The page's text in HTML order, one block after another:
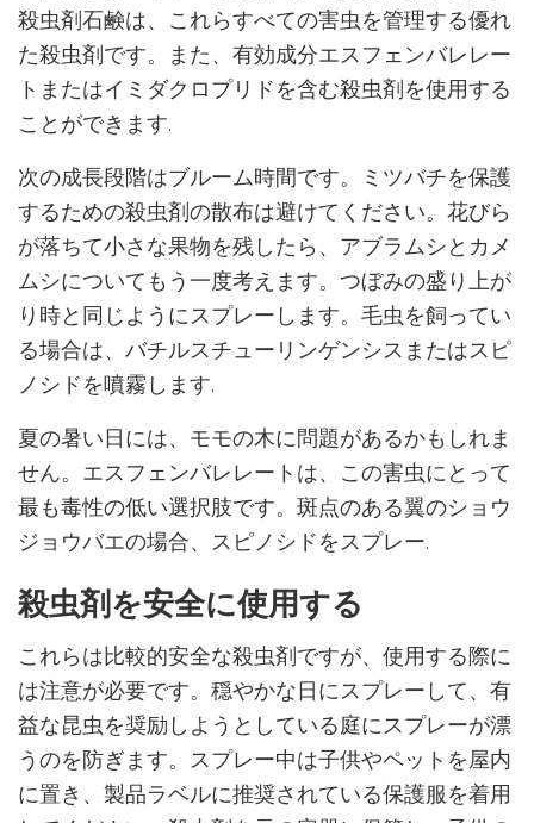
殺虫剤石鹸は、これらすべての害虫を管理する優れ
た殺虫剤です。また、有効成分エスフェンバレレー
トまたはイミダクロプリドを含む殺虫剤を使用する
ことができます.
次の成長段階はブルーム時間です。ミツバチを保護
するための殺虫剤の散布は避けてください。花びら
が落ちて小さな果物を残したら、アブラムシとカメ
ムシについてもう一度考えます。つぼみの盛り上が
り時と同じようにスプレーします。毛虫を飼ってい
る場合は、バチルスチューリンゲンシスまたはスピ
ノシドを噴霧します.
夏の暑い日には、モモの木に問題があるかもしれま
せん。エスフェンバレレートは、この害虫にとって
最も毒性の低い選択肢です。斑点のある翼のショウ
ジョウバエの場合、スピノシドをスプレー.
殺虫剤を安全に使用する
これらは比較的安全な殺虫剤ですが、使用する際に
は注意が必要です。穏やかな日にスプレーして、有
益な昆虫を奨励しようとしている庭にスプレーが漂
うのを防ぎます。スプレー中は子供やペットを屋内
に置き、製品ラベルに推奨されている保護服を着用